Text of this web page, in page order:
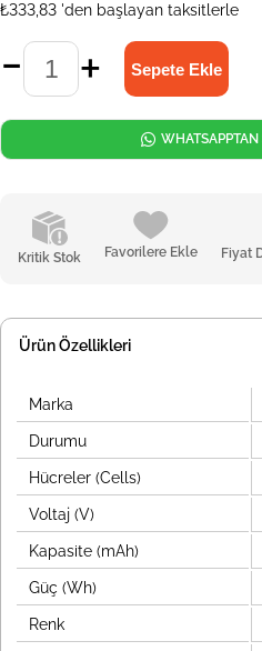
₺333,83 'den başlayan taksitlerle
Kritik Stok Favorilere Ekle Fiyat
WHATSAPPTAN
Ürün Özellikleri
Marka
Durumu
Hücreler (Cells)
Voltaj (V)
Kapasite (mAh)
Güç (Wh)
Renk